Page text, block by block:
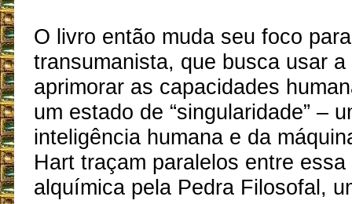
O livro então muda seu foco
transumanista, que busca usar
aprimorar as capacidades
um estado de “singularidade” –
inteligência humana e da
Hart traçam paralelos entre
alquímica pela Pedra Filosofal,